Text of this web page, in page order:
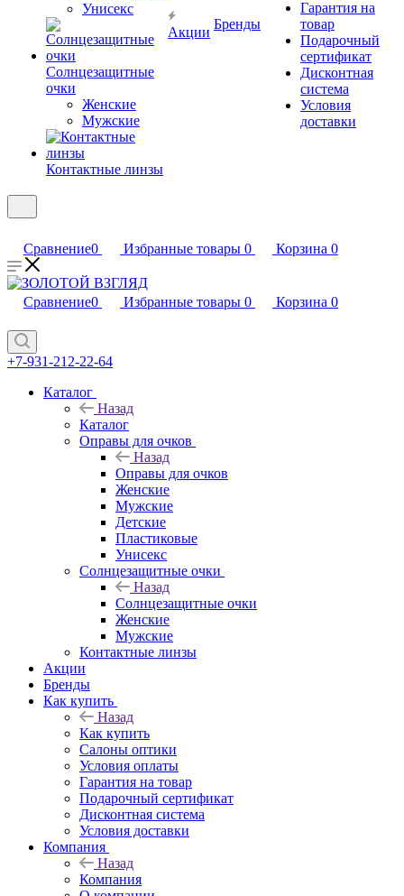
Унисекс
Солнцезащитные
очки
Женские
Мужские
Контактные линзы
Акции
Бренды
Гарантия на
товар
Подарочный
сертификат
Дисконтная
система
Условия
доставки
Сравнение0 Избранные товары 0 Корзина 0
Сравнение0 Избранные товары 0 Корзина 0
+7-931-212-22-64
Каталог
Назад
Каталог
Оправы для очков
Назад
Оправы для очков
Женские
Мужские
Детские
Пластиковые
Унисекс
Солнцезащитные очки
Назад
Солнцезащитные очки
Женские
Мужские
Контактные линзы
Акции
Бренды
Как купить
Назад
Как купить
Салоны оптики
Условия оплаты
Гарантия на товар
Подарочный сертификат
Дисконтная система
Условия доставки
Компания
Назад
Компания